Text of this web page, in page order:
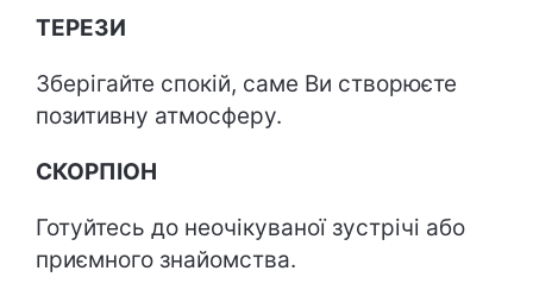
ТЕРЕЗИ
Зберігайте спокій, саме Ви створюєте
позитивну атмосферу.
СКОРПІОН
Готуйтесь до неочікуваної зустрічі або
приємного знайомства.